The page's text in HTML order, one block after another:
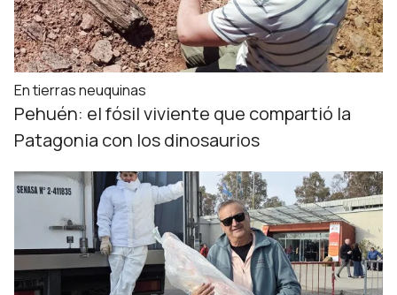
En tierras neuquinas
Pehuén: el fósil viviente que compartió la
Patagonia con los dinosaurios